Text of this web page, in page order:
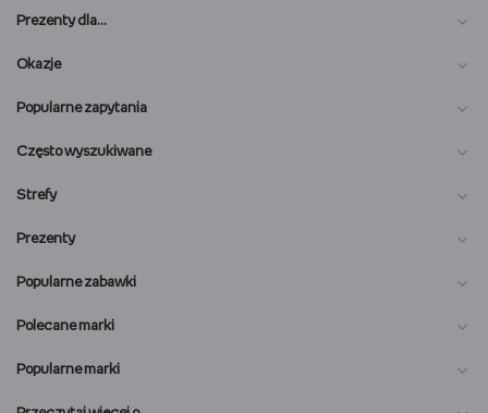
Prezenty dla…
Okazje
Popularne zapytania
Często wyszukiwane
Strefy
Prezenty
Popularne zabawki
Polecane marki
Popularne marki